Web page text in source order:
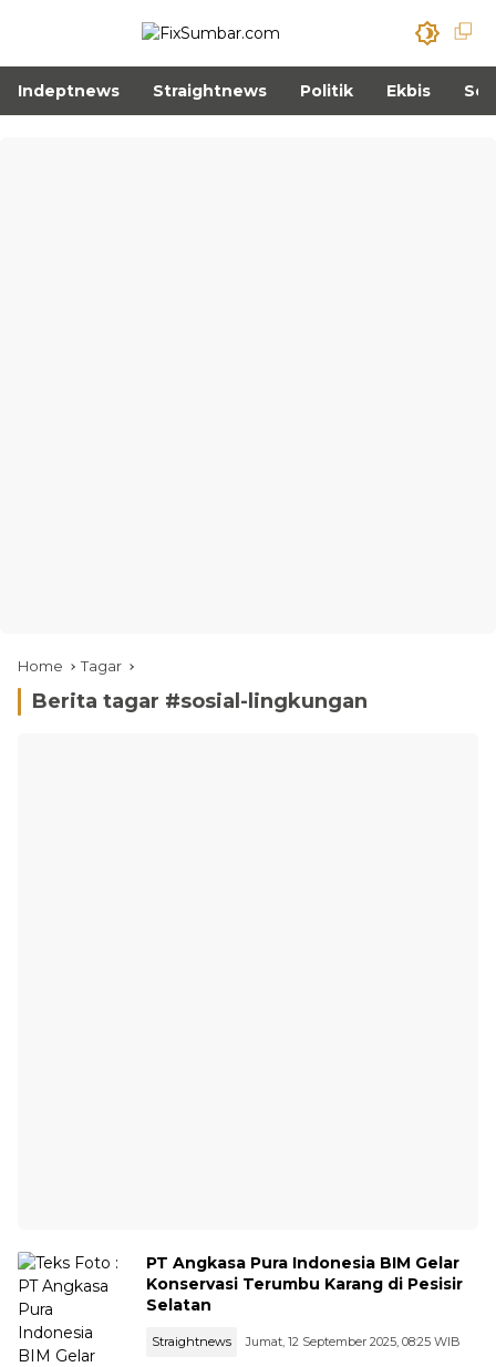
Indeptnews Straightnews Politik Ekbis
Home Tagar
Berita tagar #sosial-lingkungan
PT Angkasa Pura Indonesia BIM Gelar
Konservasi Terumbu Karang di Pesisir
Selatan
Straightnews Jumat, 12 September 2025, 08:25 WIB